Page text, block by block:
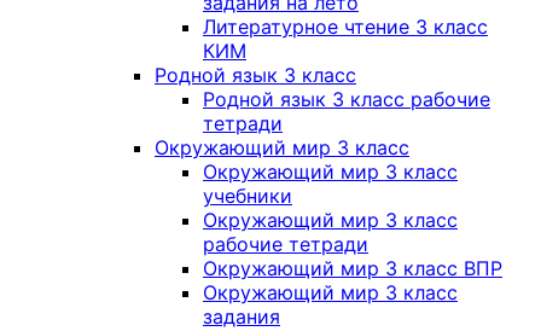
Литературное чтение 3 класс
КИМ
Родной язык 3 класс
Родной язык 3 класс рабочие
тетради
Окружающий мир 3 класс
Окружающий мир 3 класс
учебники
Окружающий мир 3 класс
рабочие тетради
Окружающий мир 3 класс ВПР
Окружающий мир 3 класс
задания